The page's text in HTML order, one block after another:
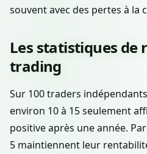
souvent avec des pertes à la
Les statistiques de
trading
Sur 100 traders
environ 10 à 15 seulement
positive après une année.
5 maintiennent leur